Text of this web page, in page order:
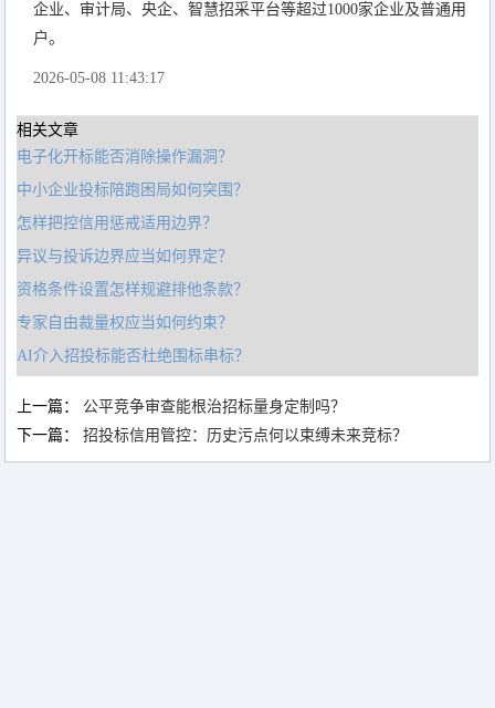
企业、审计局、央企、智慧招采平台等超过1000家企业及普通用
户。
2026-05-08 11:43:17
相关文章
电子化开标能否消除操作漏洞？
中小企业投标陪跑困局如何突围？
怎样把控信用惩戒适用边界？
异议与投诉边界应当如何界定？
资格条件设置怎样规避排他条款？
专家自由裁量权应当如何约束？
AI介入招投标能否杜绝围标串标？
上一篇： 公平竞争审查能根治招标量身定制吗？
下一篇：招投标信用管控：历史污点何以束缚未来竞标？